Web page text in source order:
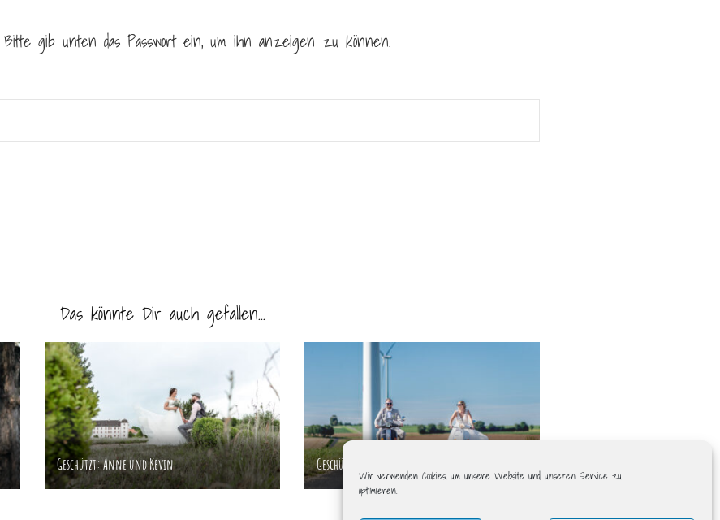
Wir verwenden Cookies, um unsere Website und unseren Service zu
optimieren.
gib unten das Passwort ein, um ihn anzeigen zu können.
Das könnte Dir auch gefallen...
Geschützt: Anne und Kevin Geschützt: Jenny & André